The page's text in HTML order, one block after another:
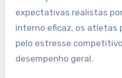
confiança, reduz a
permitindo que os
pressão. Estudos indicam
utilizam um diálogo